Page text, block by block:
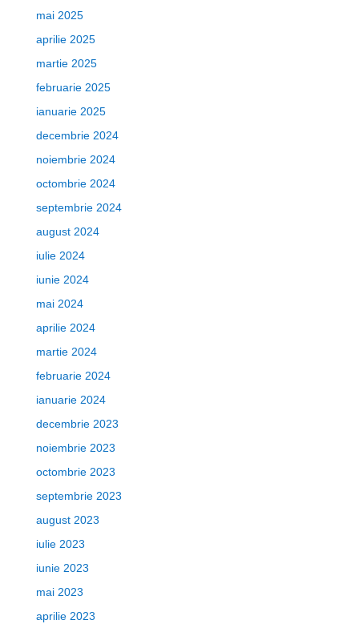
mai 2025
aprilie 2025
martie 2025
februarie 2025
ianuarie 2025
decembrie 2024
noiembrie 2024
octombrie 2024
septembrie 2024
august 2024
iulie 2024
iunie 2024
mai 2024
aprilie 2024
martie 2024
februarie 2024
ianuarie 2024
decembrie 2023
noiembrie 2023
octombrie 2023
septembrie 2023
august 2023
iulie 2023
iunie 2023
mai 2023
aprilie 2023